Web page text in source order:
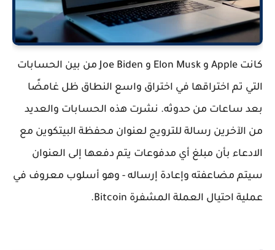
كانت Apple و Elon Musk و Joe Biden من بين الحسابات
التي تم اختراقها في اختراق واسع النطاق ظل غامضًا
بعد ساعات من حدوثه. نشرت هذه الحسابات والعديد
من الآخرين رسالة للترويج لعنوان محفظة البيتكوين مع
الادعاء بأن مبلغ أي مدفوعات يتم دفعها إلى العنوان
سيتم مضاعفته وإعادة إرساله - وهو أسلوب معروف في
عملية احتيال العملة المشفرة Bitcoin.